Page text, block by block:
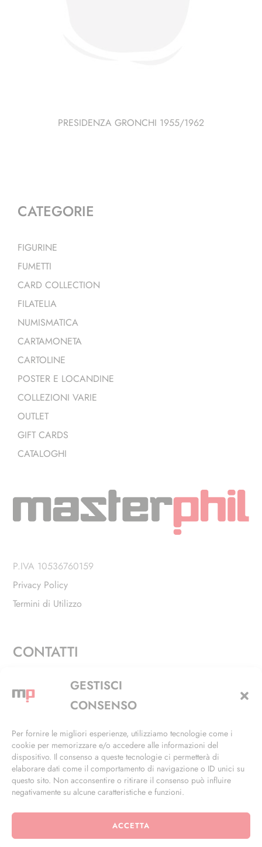
GESTISCI
CONSENSO
Per fornire le migliori esperienze, utilizziamo tecnologie come i
cookie per memorizzare e/o accedere alle informazioni del
dispositivo. Il consenso a queste tecnologie ci permetterà di
elaborare dati come il comportamento di navigazione o ID unici su
questo sito. Non acconsentire o ritirare il consenso può influire
negativamente su alcune caratteristiche e funzioni.
ACCETTA
PRESIDENZA GRONCHI 1955/1962
CATEGORIE
FIGURINE
FUMETTI
CARD COLLECTION
FILATELIA
NUMISMATICA
CARTAMONETA
CARTOLINE
POSTER E LOCANDINE
COLLEZIONI VARIE
OUTLET
GIFT CARDS
CATALOGHI
P.IVA 10536760159
Privacy Policy
Termini di Utilizzo
CONTATTI
Via Alfieri, 27 - Trezzano Sul Naviglio (MI)
+39 02 4846 3155
info@masterphil.it